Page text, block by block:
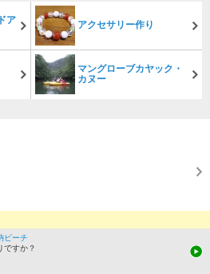
ア
アクセサリー作り
マングローブカヤック・
カヌー
水の名所と呼ばれるほど山と清流に恵まれ
帯感たっぷりのジャングル、絶景の山頂、歴
ビーチ
ですか？